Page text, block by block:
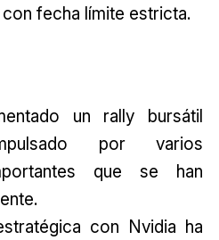
fecha límite estricta.
un rally bursátil
por varios
que se han
con Nvidia ha